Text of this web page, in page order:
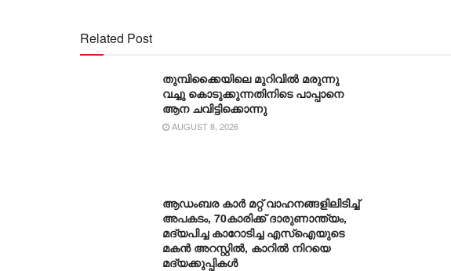
Related Post
തുമ്പിക്കൈയിലെ മുറിവിൽ മരുന്നു
വച്ചു കൊടുക്കുന്നതിനിടെ പാപ്പാനെ
ആന ചവിട്ടിക്കൊന്നു
AUGUST 8, 2026
ആഡംബര കാര്‍ മറ്റ് വാഹനങ്ങളിലിടിച്ച്
അപകടം, 70കാരിക്ക് ദാരുണാന്ത്യം,
മദ്യപിച്ച കാറോടിച്ച എസ്ഐയുടെ
മകന്‍ അറസ്റ്റില്‍, കാറില്‍ നിറയെ
മദ്യക്കുപ്പികള്‍